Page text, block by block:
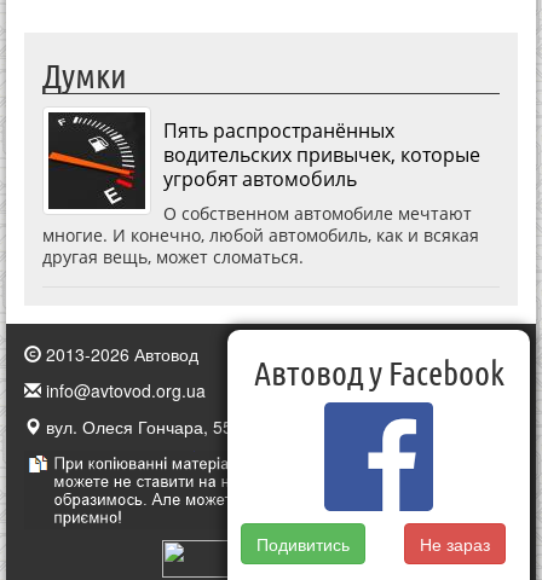
Думки
Пять распространённых
водительских привычек, которые
угробят автомобиль
О собственном автомобиле мечтают
многие. И конечно, любой автомобиль, как и всякая
другая вещь, может сломаться.
2013-2026 Автовод
info@avtovod.org.ua
вул. Олеся Гончара, 55, Київ, Україна
Автовод у Facebook
Подивитись Не зараз